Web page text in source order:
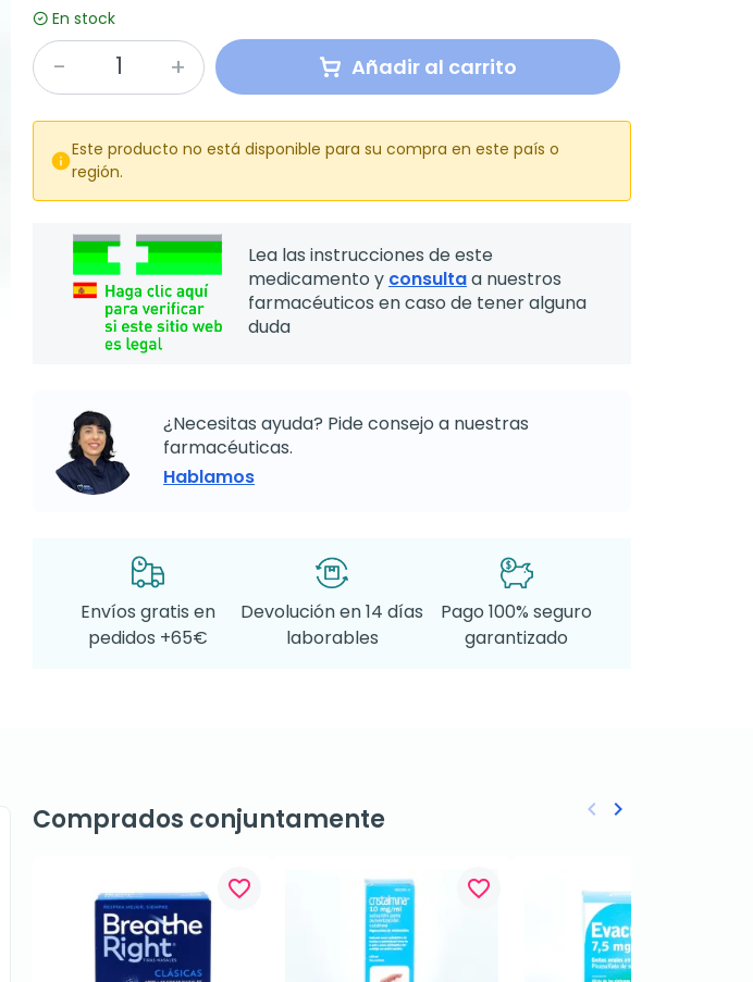
En stock
Añadir al carrito

Este producto no está disponible para su compra en este país o
región.
Lea las instrucciones de este
medicamento y consultaa nuestros
farmacéuticos en caso de tener alguna
duda
¿Necesitas ayuda? Pide consejo a nuestras
farmacéuticas.
Hablamos
Envíos gratis en
pedidos +65€
Devolución en 14 días
laborables
Pago 100% seguro
garantizado
Comprados conjuntamente
favorite_border favorite_border
Anterior
keyboard_arrow_left Siguiente
keyboard_arrow_right